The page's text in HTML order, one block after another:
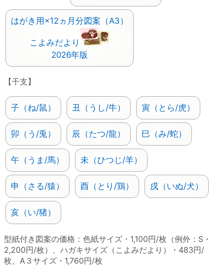
はがき用×12ヵ月分図案（A3）
こよみだより
2026年版
【干支】
子（ね/鼠） 丑（うし/牛） 寅（とら/虎）
卯（う/兎） 辰（たつ/龍） 巳（み/蛇）
午（うま/馬） 未（ひつじ/羊）
申（さる/猿） 酉（とり/鶏） 戌（いぬ/犬）
亥（い/猪）
型紙付き図案の価格：色紙サイズ・1,100円/枚（例外：S・
2,200円/枚）、ハガキサイズ（こよみだより）・483円/
枚、A３サイズ・1,760円/枚